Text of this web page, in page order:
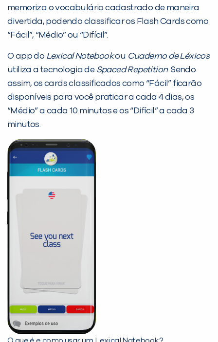
memoriza o vocabulário cadastrado de maneira
divertida, podendo classificar os Flash Cards como
“Fácil”, “Médio” ou “Difícil”.
O app do Lexical Notebookou Cuaderno de Léxicos
utiliza a tecnologia de Spaced Repetition. Sendo
assim, os cards classificados como “Fácil” ficarão
disponíveis para você praticar a cada 4 dias, os
“Médio” a cada 10 minutos e os “Difícil” a cada 3
minutos.